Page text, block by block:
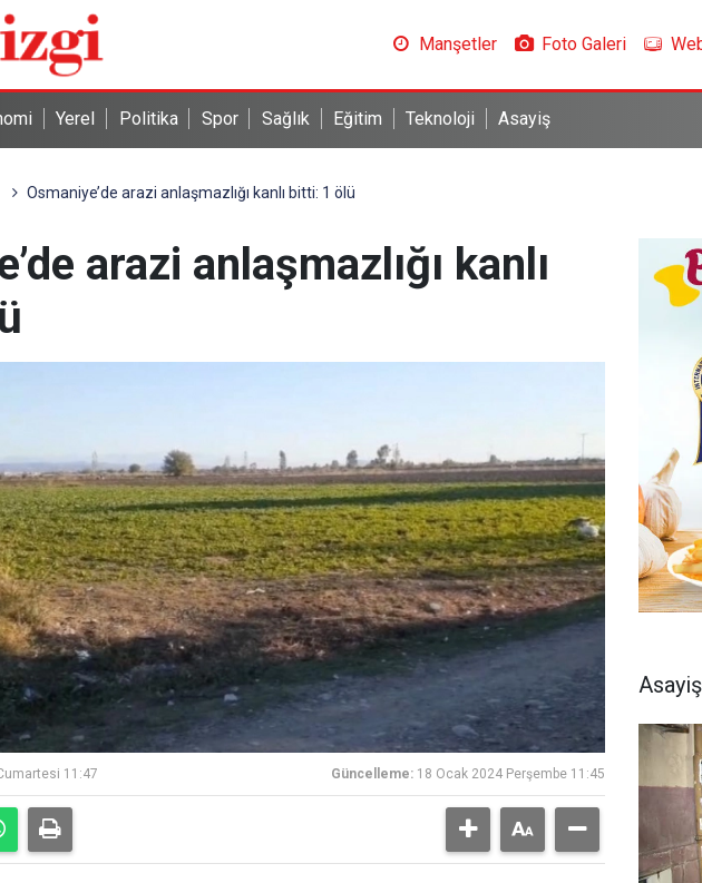
Manşetler Foto Galeri
Yerel Politika Spor Sağlık Eğitim Teknoloji Asayiş
Osmaniye’de arazi anlaşmazlığı kanlı bitti: 1 ölü
arazi anlaşmazlığı kanlı
11:47 Güncelleme: 18 Ocak 2024 Perşembe 11:45
Asayiş